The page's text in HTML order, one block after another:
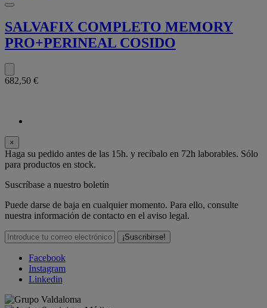
SALVAFIX COMPLETO MEMORY
PRO+PERINEAL COSIDO
682,50 €
×
Haga su pedido antes de las 15h. y recíbalo en 72h laborables. Sólo
para productos en stock.
Suscríbase a nuestro boletín
Puede darse de baja en cualquier momento. Para ello, consulte
nuestra información de contacto en el aviso legal.
Facebook
Instagram
Linkedin